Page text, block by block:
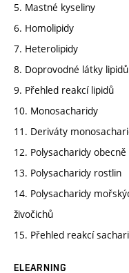
5. Mastné kyseliny
6. Homolipidy
7. Heterolipidy
8. Doprovodné látky
9. Přehled reakcí lipidů
10. Monosacharidy
11. Deriváty
12. Polysacharidy obecně
13. Polysacharidy rostlin
14. Polysacharidy
živočichů
15. Přehled reakcí
ELEARNING